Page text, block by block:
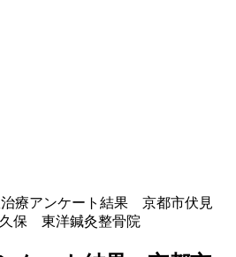
療アンケート結果 京都市伏見
久保 東洋鍼灸整骨院